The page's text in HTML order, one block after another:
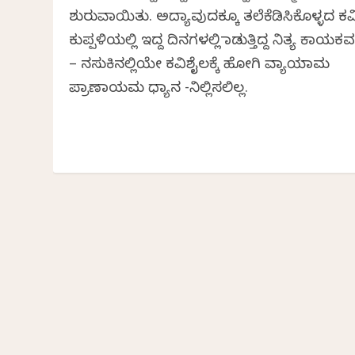
ಶುರುವಾಯಿತು. ಅದ್ಯಾವುದಕ್ಕೂ ತಲೆಕೆಡಿಸಿಕೊಳ್ಳದ
ಕುಪ್ಪಳಿಯಲ್ಲಿ ಇದ್ದ ದಿನಗಳಲ್ಲಿ ಮಾಡುತ್ತಿದ್ದ ನಿತ್ಯ
– ನಸುಕಿನಲ್ಲಿಯೇ ಕವಿಶೈಲಕ್ಕೆ ಹೋಗಿ ವ್ಯಾಯಾಮ
ಪ್ರಾಣಾಯಮ ಧ್ಯಾನ -ನಿಲ್ಲಿಸಲಿಲ್ಲ.